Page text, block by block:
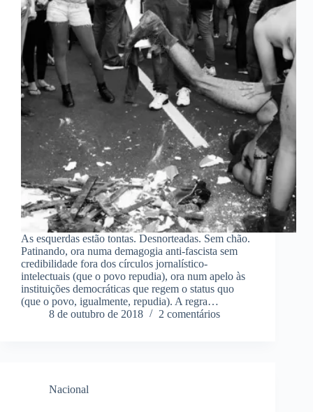
As esquerdas estão tontas. Desnorteadas. Sem chão.
Patinando, ora numa demagogia anti-fascista sem
credibilidade fora dos círculos jornalístico-
intelectuais (que o povo repudia), ora num apelo às
instituições democráticas que regem o status quo
(que o povo, igualmente, repudia). A regra…
8 de outubro de 2018
2 comentários
Nacional